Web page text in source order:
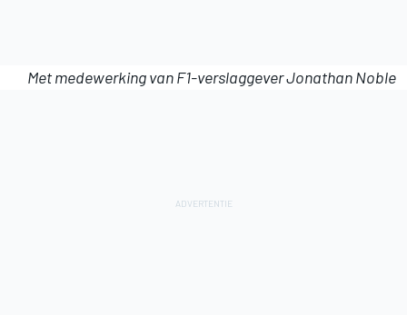
Met medewerking van F1-verslaggever Jonathan Noble